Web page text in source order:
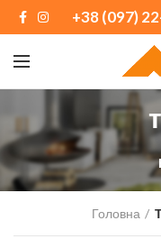
+38 (097)
Головна